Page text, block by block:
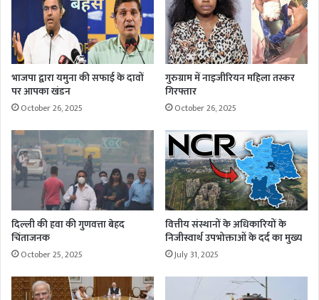
भाजपा द्वारा यमुना की सफाई के दावों
पर आपका खंडन
October 26, 2025
गुरुग्राम में नाइजीरियन महिला तस्कर
गिरफ्तार
October 26, 2025
दिल्ली की हवा की गुणवत्ता बेहद
चिंताजनक
October 25, 2025
वित्तीय संस्थानों के अधिकारियों के
निजीस्वार्थ उपभोक्ताओं के दर्द का मुख्य
July 31, 2025